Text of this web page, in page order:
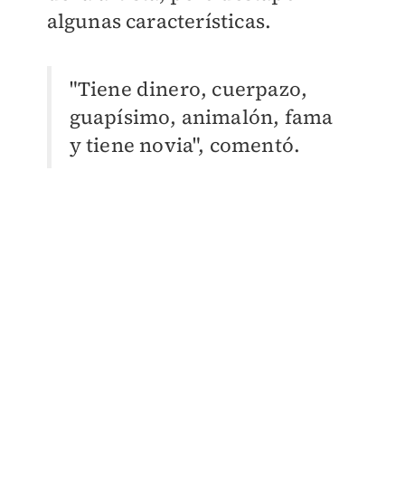
algunas características.
"Tiene dinero, cuerpazo,
guapísimo, animalón, fama
y tiene novia", comentó.